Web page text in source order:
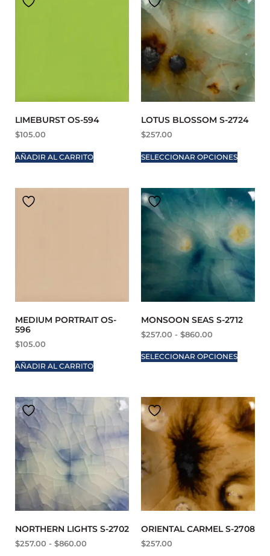
LIMEBURST OS-594
$105.00
AÑADIR AL CARRITO
LOTUS BLOSSOM S-2724
$257.00
SELECCIONAR OPCIONES
MEDIUM PORTRAIT OS-
596
$105.00
AÑADIR AL CARRITO
MONSOON SEAS S-2712
$257.00 - $860.00
SELECCIONAR OPCIONES
NORTHERN LIGHTS S-2702
$257.00 - $860.00
ORIENTAL CARMEL S-2708
$257.00